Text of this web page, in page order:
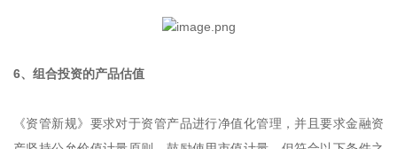
6、组合投资的产品估值
《资管新规》要求对于资管产品进行净值化管理，并且要求金融资